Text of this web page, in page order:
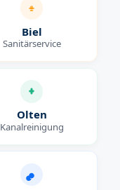
Biel
Sanitärservice
Olten
Kanalreinigung